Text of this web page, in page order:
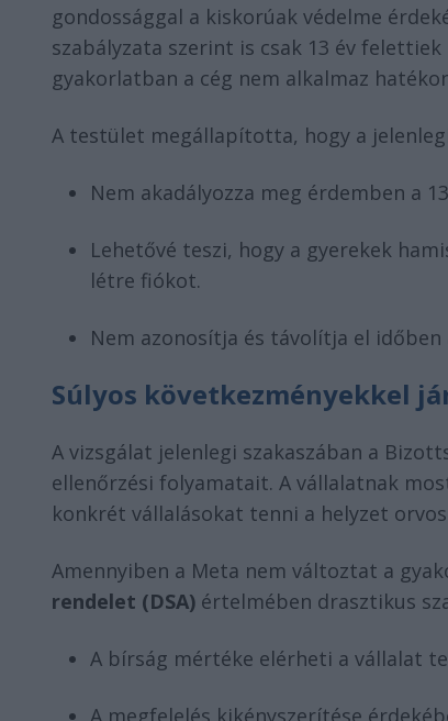
gondossággal a kiskorúak védelme
szabályzata szerint is csak 13 év felettiek
gyakorlatban a cég nem alkalmaz
A testület megállapította, hogy a
Nem akadályozza meg érdemben a
Lehetővé teszi, hogy a gyerekek
létre fiókot.
Nem azonosítja és távolítja el
Súlyos következményekkel
A vizsgálat jelenlegi szakaszában a
ellenőrzési folyamatait. A vállalatnak
konkrét vállalásokat tenni a helyzet
Amennyiben a Meta nem változtat a
rendelet (DSA) értelmében drasztikus
A bírság mértéke elérheti a vállalat
A megfelelés kikényszerítése